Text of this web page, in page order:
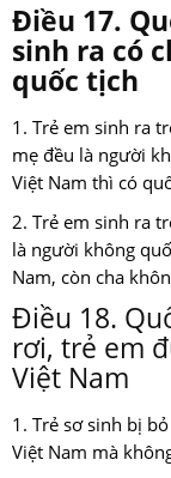
Điều 17.
sinh ra có
quốc tịch
1. Trẻ em sinh ra
mẹ đều là người
Việt Nam thì có
2. Trẻ em sinh ra
là người không
Nam, còn cha
Điều 18.
rơi, trẻ em
Việt Nam
1. Trẻ sơ sinh bị
Việt Nam mà